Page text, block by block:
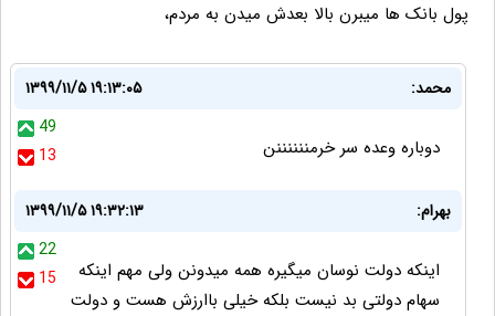
پول بانک ها میبرن بالا بعدش میدن به مردم،
محمد:
۱۳۹۹/۱۱/۵ ۱۹:۱۳:۰۵
49
13
دوباره وعده سر خرمننننننن
بهرام:
۱۳۹۹/۱۱/۵ ۱۹:۳۲:۱۳
22
15
اینکه دولت نوسان میگیره همه میدونن ولی مهم اینکه
سهام دولتی بد نیست بلکه خیلی باارزش هست و دولت